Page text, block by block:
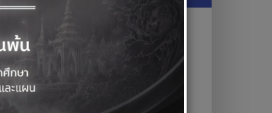
ไม่มีรายการกิจกรรม